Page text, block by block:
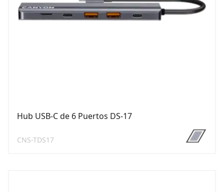
Hub USB-C de 6 Puertos DS-17
CNS-TDS17